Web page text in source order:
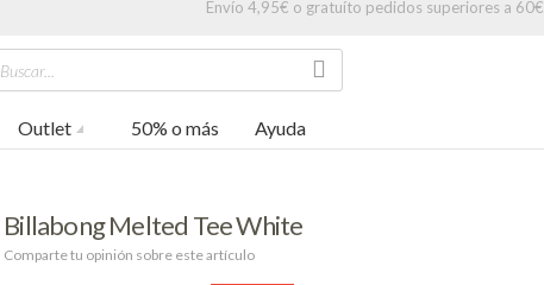
Envío 4,95€ o gratuíto pedidos superiores a 60€
Buscar...
Outlet 50% o más Ayuda
Billabong Melted Tee White
Comparte tu opinión sobre este artículo